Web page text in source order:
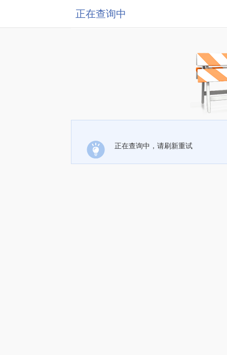
正在查询中
正在查询中，请刷新重试